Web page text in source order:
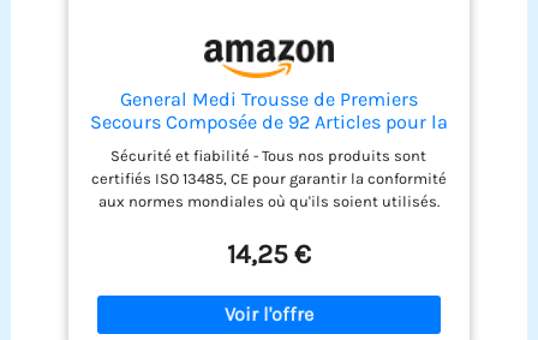
d'espace pour la relaxation et vous permettant de
dormir plus confortablement. Parfait pour vos
sorties en camping avec votre famille et vos amis.
General Medi Trousse de Premiers
Secours Composée de 92 Articles pour la
Maison, Le Véhicule, Les Voyages, Le
Bureau, Le Lieu de Travail, la Randonnée,
la Survie et l'Extérieur (Rouge)
Sécurité et fiabilité - Tous nos produits sont
certifiés ISO 13485, CE pour garantir la conformité
aux normes mondiales où qu'ils soient utilisés.
médicales utiles et précieuses de qualité
hospitalière - Voir les images du produit et la
description du produit ci-dessous pour une liste
complète du contenu. Nous sommes convaincus
14,25 €